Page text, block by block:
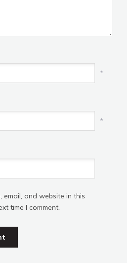
*
*
email, and website in this
time I comment.